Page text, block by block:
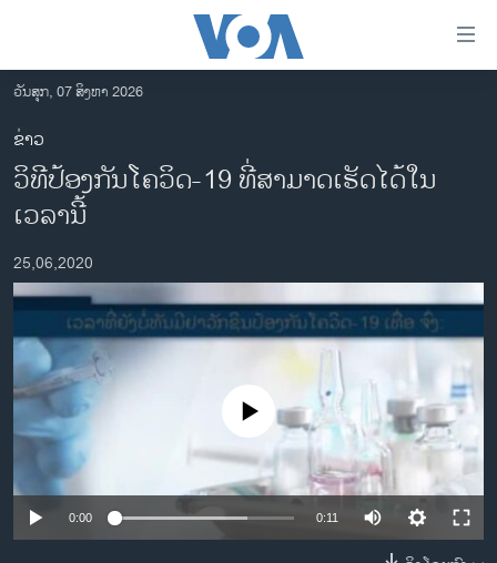
ເຂົ້າ
ຫາ
ຂ້າມ
ຂ້າມ
ຂ້າມ
ໄປ
ຫາ
ຊອກ
ຄົ້ນ
ອາເມຣິກາ
ຂ່າວ​ຈີນ
ໂລກ
ເອເຊຍ
ອິດສະຫຼະພາບດ້ານການຂ່າວ
ຊີວິດຊາວລາວ
ຊຸມຊົນຊາວລາວ
ວິທະຍາສາດ-ເທັກໂນໂລຈີ
ວັນສຸກ, 07 ສິງຫາ 2026
ຂ່າວ
ວິທີປ້ອງກັນໂຄວິດ-19 ທີ່ສາມາດເຮັດໄດ້ໃນ
ເວລານີ້
25,06,2020
No media source currently available
0:00 0:11